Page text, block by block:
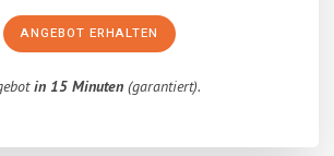
ANGEBOT ERHALTEN
in 15 Minuten(garantiert).